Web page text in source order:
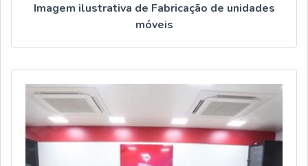
Imagem ilustrativa de Fabricação de unidades
móveis